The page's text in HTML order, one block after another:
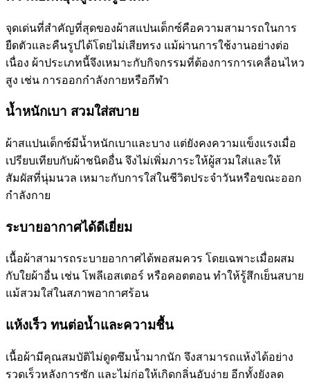
จุดเด่นที่สำคัญที่สุดของผ้าสแปนเด็กซ์คือความสามารถในการ
ยืดตัวและคืนรูปได้โดยไม่เสียทรง แม้ผ่านการใช้งานอย่างต่อ
เนื่อง ผ้าประเภทนี้จึงเหมาะกับกิจกรรมที่ต้องการการเคลื่อนไหว
สูง เช่น การออกกำลังกายหรือกีฬา
น้ำหนักเบา สวมใส่สบาย
ผ้าสแปนเด็กซ์มีน้ำหนักเบาและบาง แต่ยังคงความแข็งแรงเมื่อ
เปรียบเทียบกับผ้าชนิดอื่น จึงไม่เพิ่มภาระให้ผู้สวมใส่และให้
สัมผัสที่นุ่มนวล เหมาะกับการใส่ในชีวิตประจำวันหรือขณะออก
กำลังกาย
ระบายอากาศได้ดีเยี่ยม
เนื้อผ้าสามารถระบายอากาศได้พอสมควร โดยเฉพาะเมื่อผสม
กับใยผ้าอื่น เช่น โพลีเอสเตอร์ หรือคอตตอน ทำให้รู้สึกเย็นสบาย
แม้สวมใส่ในสภาพอากาศร้อน
แห้งเร็ว ทนต่อน้ำและความชื้น
เนื้อผ้ามีคุณสมบัติไม่ดูดซึมน้ำมากนัก จึงสามารถแห้งได้อย่าง
รวดเร็วหลังการซัก และไม่ก่อให้เกิดกลิ่นอับง่าย อีกทั้งยังลด